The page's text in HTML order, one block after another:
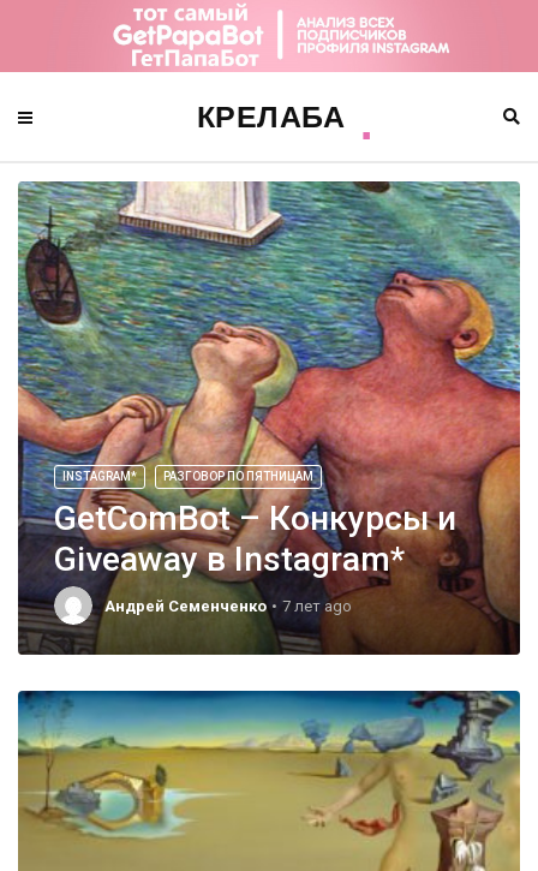
INSTAGRAM* РАЗГОВОР ПО ПЯТНИЦАМ
GetComBot – Конкурсы и
Giveaway в Instagram*
Андрей Семенченко 7 лет ago